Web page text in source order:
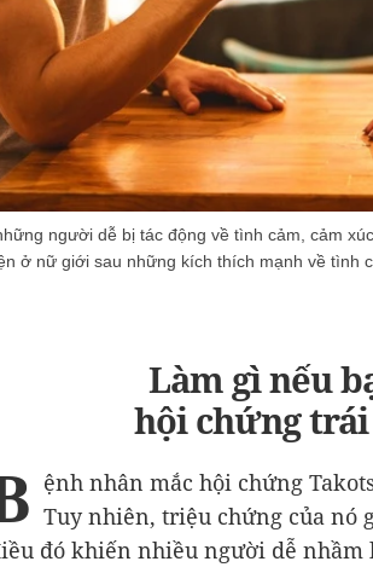
người dễ bị tác động về tình cảm, cảm
ở nữ giới sau những kích thích mạnh về tình
Làm gì nếu
hội chứng
ệnh nhân mắc hội chứng
Tuy nhiên, triệu chứng của nó
đó khiến nhiều người dễ nhầm